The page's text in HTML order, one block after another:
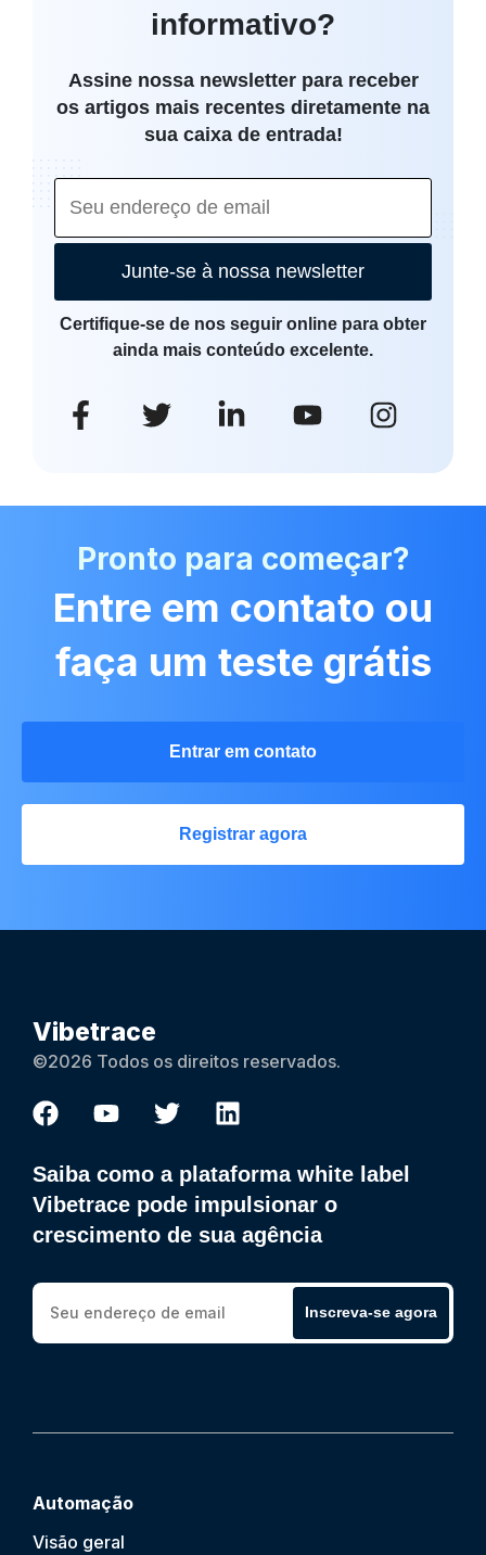
informativo?
Assine nossa newsletter para receber
os artigos mais recentes diretamente na
sua caixa de entrada!
Junte-se à nossa newsletter
Certifique-se de nos seguir online para obter
ainda mais conteúdo excelente.
Pronto para começar?
Entre em contato ou
faça um teste grátis
Entrar em contato
Registrar agora
Vibetrace
©2026 Todos os direitos reservados.
Saiba como a plataforma white label
Vibetrace pode impulsionar o
crescimento de sua agência
Inscreva-se agora
Automação
Visão geral